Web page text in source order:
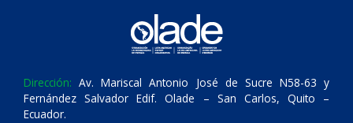
Dirección: Av. Mariscal Antonio José de Sucre N58-63 y
Fernández Salvador Edif. Olade – San Carlos, Quito –
Ecuador.